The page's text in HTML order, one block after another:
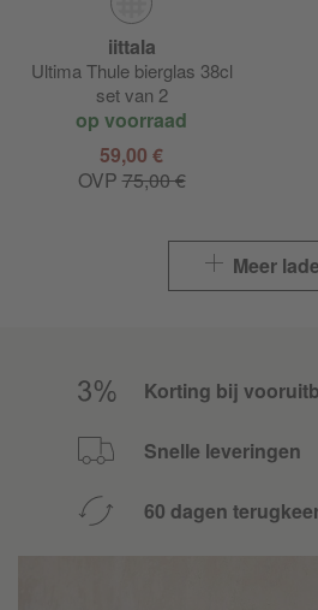
iittala
Ultima Thule bierglas 38cl
set van 2
op voorraad
59,00 €
OVP75,00 €
Meer
Korting bij
Snelle leveringen
60 dagen